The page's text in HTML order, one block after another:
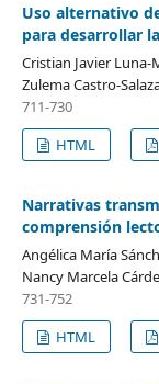
Uso alternativo
para desarrollar
Cristian Javier
Zulema Castro-
711-730
HTML
Narrativas
comprensión
Angélica María
Nancy Marcela
731-752
HTML